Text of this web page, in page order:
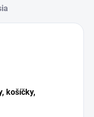
košíčky,